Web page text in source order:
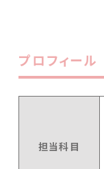
プロフィール
担当科目